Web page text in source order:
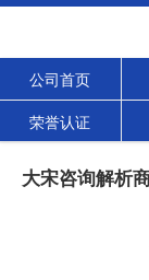
公司首页
荣誉认证
大宋咨询解析